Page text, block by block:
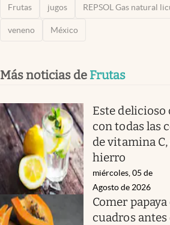
Frutas jugos REPSOL Gas natural
veneno México
Más noticias de Frutas
Este
con todas las
de vitamina
hierro
miércoles, 05 de
Agosto de 2026
Comer
cuadros antes